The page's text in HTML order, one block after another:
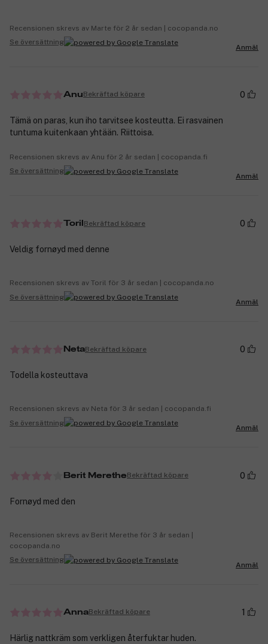
Recensionen skrevs av Marte för 2 år sedan | cocopanda.no
Se översättning
Anmäl
AnuBekräftad köpare 0
Tämä on paras, kun iho tarvitsee kosteutta. Ei rasvainen
tuntuma kuitenkaan yhtään. Riittoisa.
Recensionen skrevs av Anu för 2 år sedan | cocopanda.fi
Se översättning
Anmäl
Toril Bekräftad köpare 0
Veldig fornøyd med denne
Recensionen skrevs av Toril för 3 år sedan | cocopanda.no
Se översättning
Anmäl
NetaBekräftad köpare 0
Todella kosteuttava
Recensionen skrevs av Neta för 3 år sedan | cocopanda.fi
Se översättning
Anmäl
Berit MeretheBekräftad köpare 0
Fornøyd med den
Recensionen skrevs av Berit Merethe för 3 år sedan |
cocopanda.no
Se översättning
Anmäl
AnnaBekräftad köpare 1
Härlig nattkräm som verkligen återfuktar huden.